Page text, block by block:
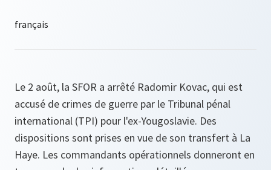
Le 2 août, la SFOR a arrêté Radomir Kovac, qui est
accusé de crimes de guerre par le Tribunal pénal
international (TPI) pour l'ex-Yougoslavie. Des
dispositions sont prises en vue de son transfert à La
Haye. Les commandants opérationnels donneront en